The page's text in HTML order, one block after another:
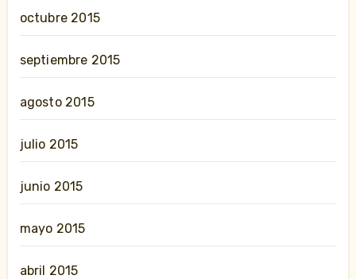
octubre 2015
septiembre 2015
agosto 2015
julio 2015
junio 2015
mayo 2015
abril 2015